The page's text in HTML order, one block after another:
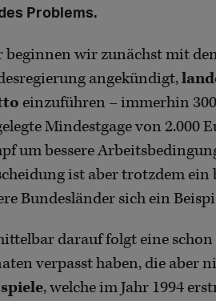
Problems.
beginnen wir zunächst mit
angekündigt,
einzuführen – immerhin
Mindestgage von 2.000
um bessere
ist aber trotzdem
Bundesländer sich ein
darauf folgt eine
verpasst haben, die aber
, welche im Jahr 1994